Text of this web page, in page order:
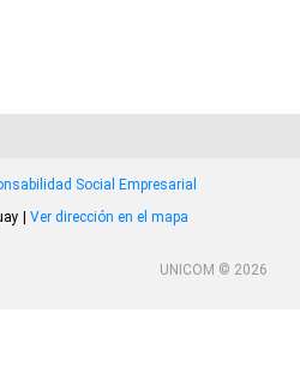
Social Empresarial
| Ver dirección en el mapa
UNICOM © 2026